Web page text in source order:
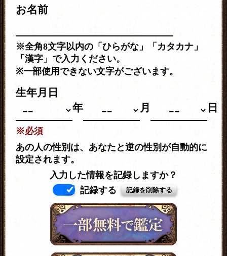
お名前
※全角8文字以内の「ひらがな」「カタカナ」
「漢字」で入力ください。
※一部使用できない文字がございます。
生年月日
年
月 日
※必須
あの人の性別は、あなたと逆の性別が自動的に
設定されます。
入力した情報を記録しますか？
記録する